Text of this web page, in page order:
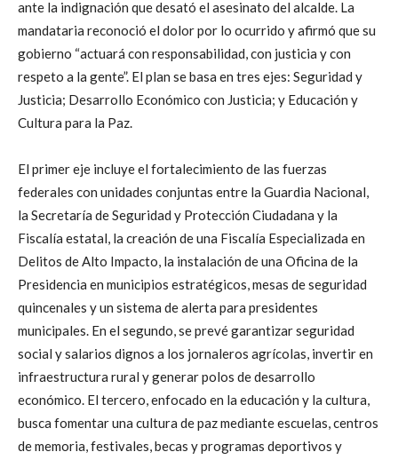
ante la indignación que desató el asesinato del alcalde. La
mandataria reconoció el dolor por lo ocurrido y afirmó que su
gobierno “actuará con responsabilidad, con justicia y con
respeto a la gente”. El plan se basa en tres ejes: Seguridad y
Justicia; Desarrollo Económico con Justicia; y Educación y
Cultura para la Paz.
El primer eje incluye el fortalecimiento de las fuerzas
federales con unidades conjuntas entre la Guardia Nacional,
la Secretaría de Seguridad y Protección Ciudadana y la
Fiscalía estatal, la creación de una Fiscalía Especializada en
Delitos de Alto Impacto, la instalación de una Oficina de la
Presidencia en municipios estratégicos, mesas de seguridad
quincenales y un sistema de alerta para presidentes
municipales. En el segundo, se prevé garantizar seguridad
social y salarios dignos a los jornaleros agrícolas, invertir en
infraestructura rural y generar polos de desarrollo
económico. El tercero, enfocado en la educación y la cultura,
busca fomentar una cultura de paz mediante escuelas, centros
de memoria, festivales, becas y programas deportivos y